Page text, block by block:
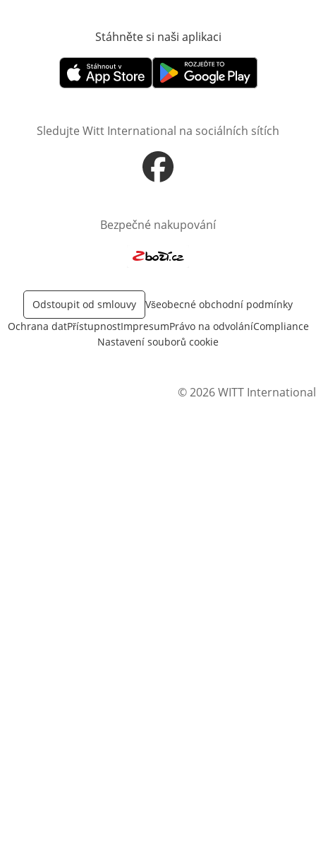
Stáhněte si naši aplikaci
Otevře v novém okněOtevře v novém okně
Sledujte Witt International na sociálních sítích
Otevře v novém okně
Bezpečné nakupování
Odstoupit od smlouvy
Všeobecné obchodní podmínky
Ochrana datPřístupnostImpresumPrávo na odvoláníCompliance
Nastavení souborů cookie
© 2026 WITT International